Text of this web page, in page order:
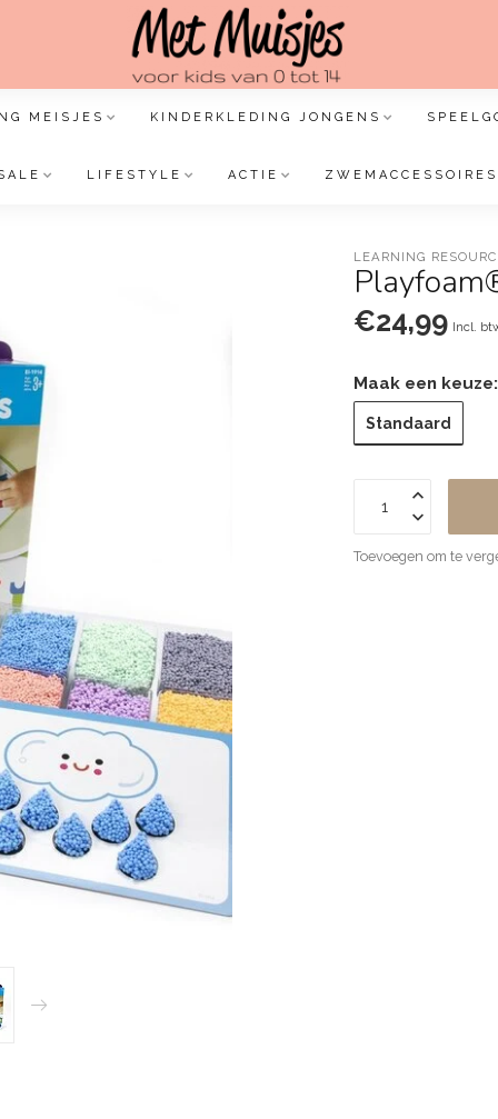
MEISJES KINDERKLEDING JONGENS
LIFESTYLE ACTIE ZWEMACCESSOIRES
LEARNING
€24,99 Incl.
Maak een
Standaard
Toevoegen om te